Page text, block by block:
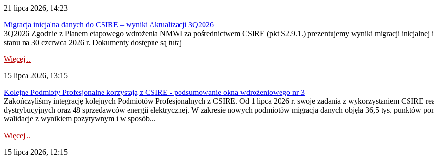
21 lipca 2026, 14:23
Migracja inicjalna danych do CSIRE – wyniki Aktualizacji 3Q2026
3Q2026 Zgodnie z Planem etapowego wdrożenia NMWI za pośrednictwem CSIRE (pkt S2.9.1.) prezentujemy wyniki migracji
stanu na 30 czerwca 2026 r. Dokumenty dostępne są tutaj
Więcej...
15 lipca 2026, 13:15
Kolejne Podmioty Profesjonalne korzystają z CSIRE - podsumowanie okna wdrożeniowego nr 3
Zakończyliśmy integrację kolejnych Podmiotów Profesjonalnych z CSIRE. Od 1 lipca 2026 r. swoje zadania z wykorzystaniem CSIRE
dystrybucyjnych oraz 48 sprzedawców energii elektrycznej. W zakresie nowych podmiotów migracja danych objęła 36,5 tys. punktów
walidacje z wynikiem pozytywnym i w sposób...
Więcej...
15 lipca 2026, 12:15